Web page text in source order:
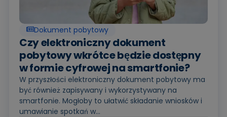
Dokument pobytowy
Czy elektroniczny dokument
pobytowy wkrótce będzie dostępny
w formie cyfrowej na smartfonie?
W przyszłości elektroniczny dokument pobytowy ma
być również zapisywany i wykorzystywany na
smartfonie. Mogłoby to ułatwić składanie wniosków i
umawianie spotkań w...